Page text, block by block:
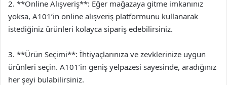
2. **Online Alışveriş**: Eğer mağazaya gitme imkanınız
yoksa, A101’in online alışveriş platformunu kullanarak
istediğiniz ürünleri kolayca sipariş edebilirsiniz.
3. **Ürün Seçimi**: İhtiyaçlarınıza ve zevklerinize uygun
ürünleri seçin. A101’in geniş yelpazesi sayesinde, aradığınız
her şeyi bulabilirsiniz.